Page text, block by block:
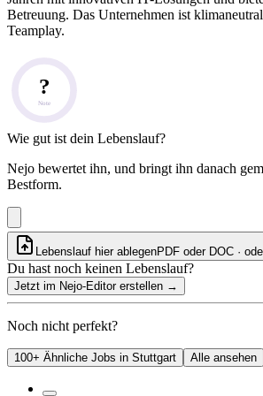
Betreuung. Das Unternehmen ist
Teamplay.
?
Note
Wie gut ist dein Lebenslauf?
Nejo bewertet ihn, und bringt ihn danach
Bestform.
Lebenslauf hier ablegenPDF oder DOC ·
Du hast noch keinen Lebenslauf?
Jetzt im Nejo-Editor erstellen →
Noch nicht perfekt?
100+ Ähnliche Jobs in Stuttgart Alle ansehen